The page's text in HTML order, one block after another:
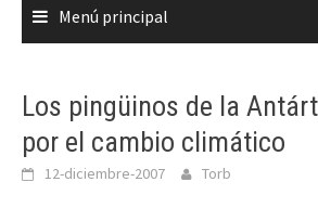
Menú principal
Los pingüinos de la
por el cambio climático
12-diciembre-2007 Torb